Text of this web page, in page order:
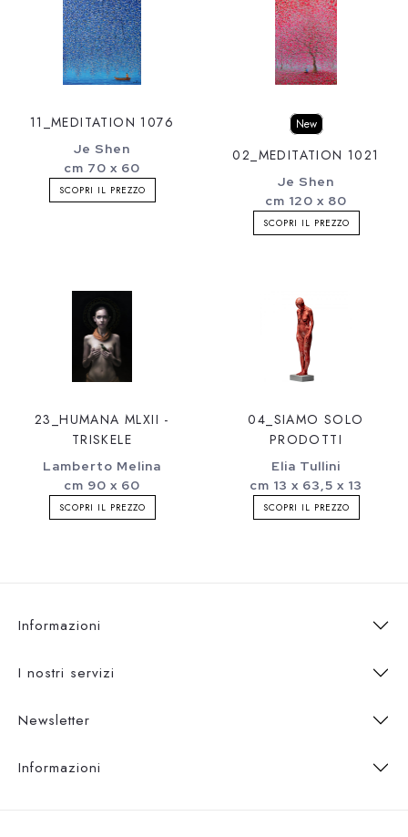
11_MEDITATION 1076
Je Shen
cm 70 x 60
SCOPRI IL PREZZO
New
02_MEDITATION 1021
Je Shen
cm 120 x 80
SCOPRI IL PREZZO
23_HUMANA MLXII -
TRISKELE
Lamberto Melina
cm 90 x 60
SCOPRI IL PREZZO
04_SIAMO SOLO
PRODOTTI
Elia Tullini
cm 13 x 63,5 x 13
SCOPRI IL PREZZO
Informazioni
I nostri servizi
Newsletter
Informazioni